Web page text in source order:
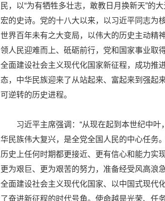
民，以“为有牺牲多壮志，敢教日月换新天”的
宏的史诗。党的十八大以来，以习近平同志为
世界百年未有之大变局，以伟大的历史主动精
领人民迎难而上、砥砺前行，党和国家事业取
全面建设社会主义现代化国家新征程，成功推
态，中华民族迎来了从站起来、富起来到强起
可逆转的历史进程。
习近平主席强调：“从现在起到本世纪中
华民族伟大复兴，是全党全国人民的中心任务
历史上任何时期都更接近、更有信心和能力实
更为艰巨、更为艰苦的努力，准备经受风高浪
全面建设社会主义现代化国家、以中国式现代
了奋进新征程的时代号角。使命越是光荣、任